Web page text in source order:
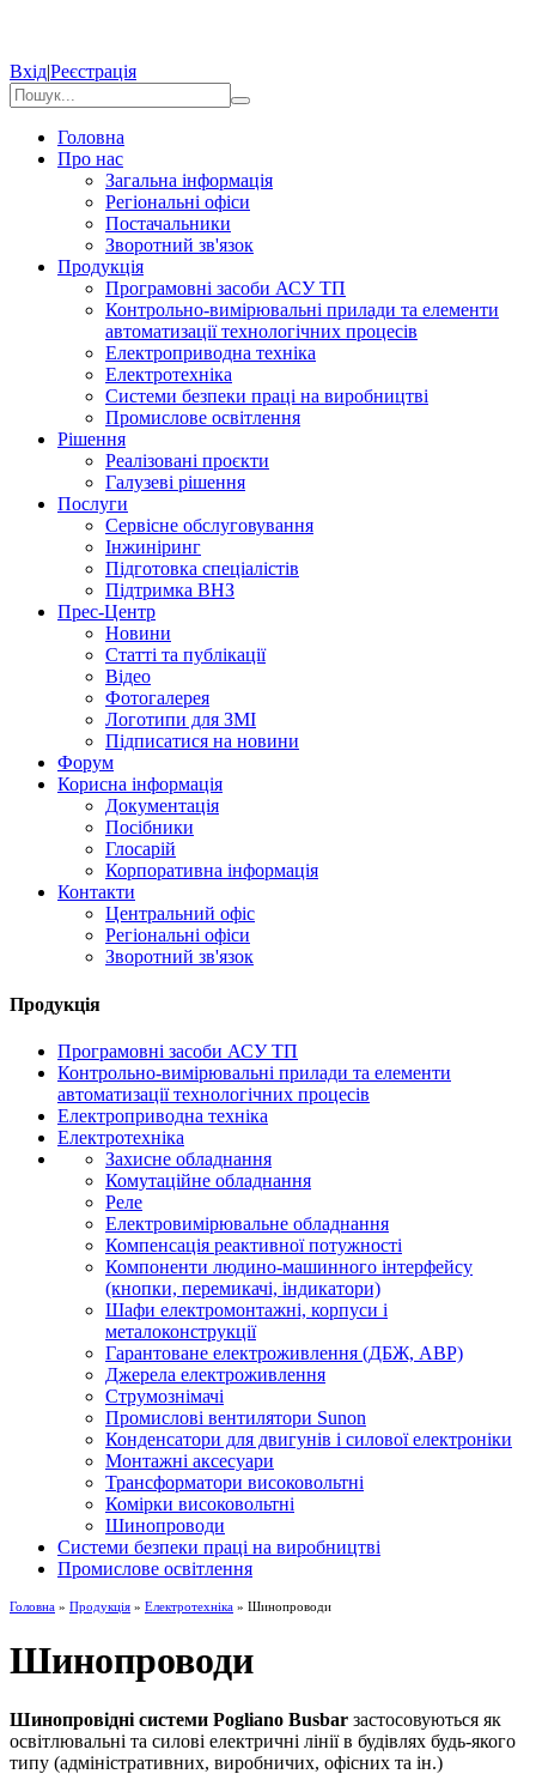
Вхід|Реєстрація
Головна
Про нас
Загальна інформація
Регіональні офіси
Постачальники
Зворотний зв'язок
Продукція
Програмовні засоби АСУ ТП
Контрольно-вимірювальні прилади та елементи
автоматизації технологічних процесів
Електроприводна техніка
Електротехніка
Системи безпеки праці на виробництві
Промислове освітлення
Рішення
Реалізовані проєкти
Галузеві рішення
Послуги
Сервісне обслуговування
Інжиніринг
Підготовка спеціалістів
Підтримка ВНЗ
Прес-Центр
Новини
Статті та публікації
Відео
Фотогалерея
Логотипи для ЗМІ
Підписатися на новини
Форум
Корисна інформація
Документація
Посібники
Глосарій
Корпоративна інформація
Контакти
Центральний офіс
Регіональні офіси
Зворотний зв'язок
Продукція
Програмовні засоби АСУ ТП
Контрольно-вимірювальні прилади та елементи
автоматизації технологічних процесів
Електроприводна техніка
Електротехніка
Захисне обладнання
Комутаційне обладнання
Реле
Електровимірювальне обладнання
Компенсація реактивної потужності
Компоненти людино-машинного інтерфейсу
(кнопки, перемикачі, індикатори)
Шафи електромонтажні, корпуси і
металоконструкції
Гарантоване електроживлення (ДБЖ, АВР)
Джерела електроживлення
Струмознімачі
Промислові вентилятори Sunon
Конденсатори для двигунів і силової електроніки
Монтажні аксесуари
Трансформатори високовольтні
Комірки високовольтні
Шинопроводи
Системи безпеки праці на виробництві
Промислове освітлення
Головна » Продукція » Електротехніка » Шинопроводи
Шинопроводи
Шинопровідні системи Pogliano Busbar застосовуються як
освітлювальні та силові електричні лінії в будівлях будь-якого
типу (адміністративних, виробничих, офісних та ін.)